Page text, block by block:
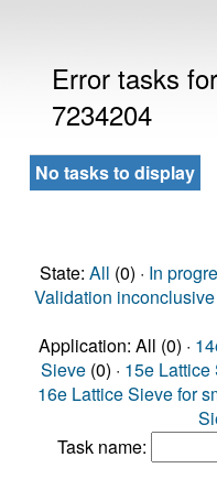
Error tasks
7234204
No tasks to display
State: All (0) · In
Validation inconclusive
Application: All (0) ·
Sieve (0) · 15e
16e Lattice Sieve for
Task name: